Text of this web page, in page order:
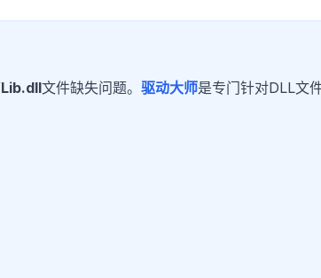
文件缺失问题。 驱动大师是专门针对DLL文